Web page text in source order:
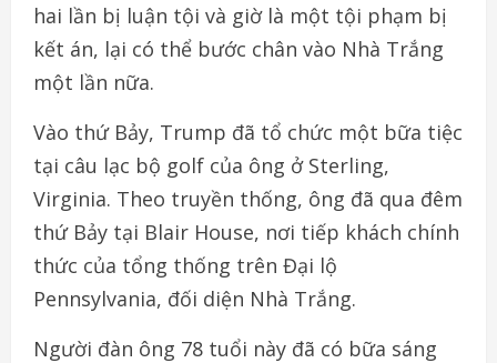
hai lần bị luận tội và giờ là một tội phạm bị
kết án, lại có thể bước chân vào Nhà Trắng
một lần nữa.
Vào thứ Bảy, Trump đã tổ chức một bữa tiệc
tại câu lạc bộ golf của ông ở Sterling,
Virginia. Theo truyền thống, ông đã qua đêm
thứ Bảy tại Blair House, nơi tiếp khách chính
thức của tổng thống trên Đại lộ
Pennsylvania, đối diện Nhà Trắng.
Người đàn ông 78 tuổi này đã có bữa sáng